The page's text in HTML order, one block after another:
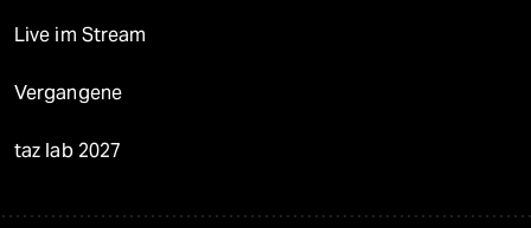
Live im Stream
Vergangene
taz lab 2027